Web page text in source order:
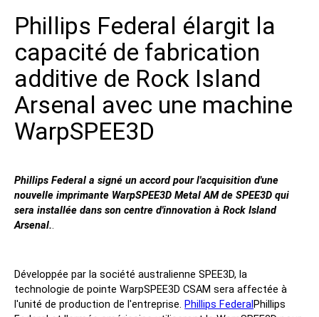
Industries
La défense
OEM
Fabrication
Maritime
Bureaux de services
Matériaux
En cours de développement
Phillips Federal élargit la
capacité de fabrication
additive de Rock Island
Arsenal avec une machine
WarpSPEE3D
Phillips Federal a signé un accord pour l'acquisition d'une
nouvelle imprimante WarpSPEE3D Metal AM de SPEE3D qui
sera installée dans son centre d'innovation à Rock Island
Arsenal..
Développée par la société australienne SPEE3D, la
technologie de pointe WarpSPEE3D CSAM sera affectée à
l'unité de production de l'entreprise. Phillips Federal Phillips